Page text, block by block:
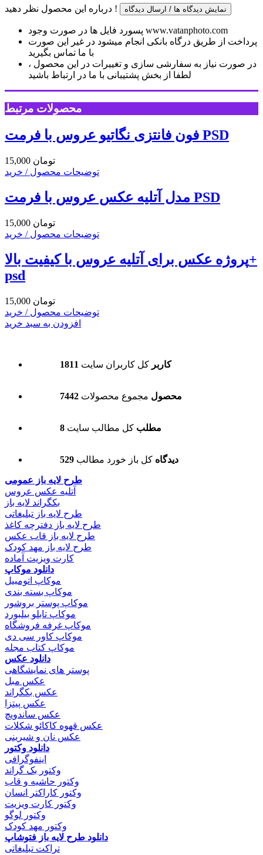
درباره این محصول نظر دهید ! نمایش دیدگاه ها / ارسال دیدگاه
پسورد فایل ها در صورت وجود www.vatanphoto.com
پرداخت از طریق درگاه بانکی انجام میشود در غیر این صورت
با ما تماس بگیرید
در صورت نیاز به سفارشی سازی و تغییرات در این محصول ،
لطفا از بخش پشتیبانی با ما در ارتباط باشید
محصولات مرتبط
فون فانتزی نگاتیو عروس با فرمت PSD
15,000 تومان
توضیحات محصول / خرید
مدل آتلیه عکس عروس با فرمت PSD
15,000 تومان
توضیحات محصول / خرید
پروژه عکس برای آتلیه عروس با کیفیت بالا+
psd
15,000 تومان
توضیحات محصول / خرید
افزودن به سبد خرید
1811 کاربر کل کاربران سایت
7442 محصول مجموع محصولات
8 مطلب کل مطالب سایت
529 دیدگاه کل باز خورد مطالب
طرح لایه باز عمومی
آتلیه عکس عروس
بکگراند لایه باز
طرح لایه باز تبلیغاتی
طرح لایه باز دفترچه کاغذ
طرح لایه باز قاب عکس
طرح لایه باز مهد کودک
کارت ویزیت آماده
دانلود موکاپ
موکاپ اتومبیل
موکاپ بسته بندی
موکاپ پوستر بروشور
موکاپ تابلو بیلبورد
موکاپ غرفه فروشگاه
موکاپ کاور سی دی
موکاپ کتاب مجله
دانلود عکس
پوستر های نمایشگاهی
عکس مبل
عکس بکگراند
عکس پیتزا
عکس ساندویچ
عکس قهوه کاکائو شکلات
عکس نان و شیرینی
دانلود وکتور
اینفوگرافی
وکتور بک گراند
وکتور حاشیه و قاب
وکتور کاراکتر انسان
وکتور کارت ویزیت
وکتور لوگو
وکتور مهد کودک
دانلود طرح لایه باز فتوشاپ
تراکت تبلیغاتی